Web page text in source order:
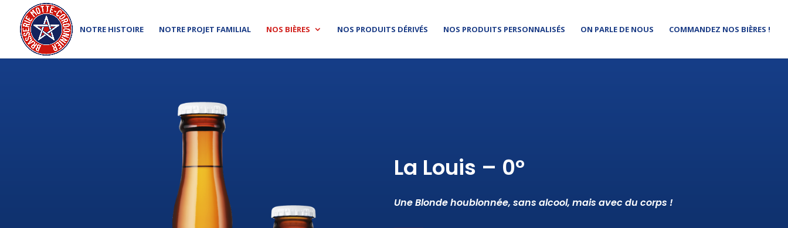
NOTRE HISTOIRE NOTRE PROJET FAMILIAL NOS BIÈRES NOS PRODUITS DÉRIVÉS NOS PRODUITS PERSONNALISÉS ON PARLE DE NOUS COMMANDEZ NOS BIÈRES !
La Louis – 0°
Une Blonde houblonnée, sans alcool, mais avec du corps !